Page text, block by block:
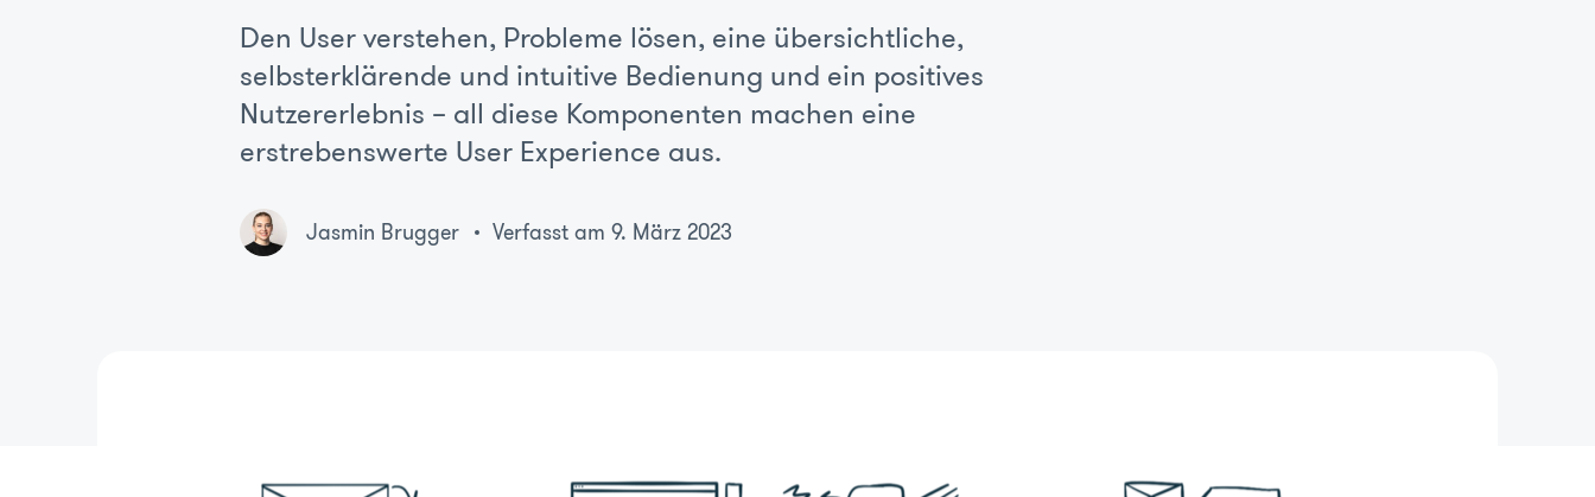
Den User verstehen, Probleme lösen, eine übersichtliche,
selbsterklärende und intuitive Bedienung und ein positives
Nutzererlebnis – all diese Komponenten machen eine
erstrebenswerte User Experience aus.
Jasmin Brugger Verfasst am 9. März 2023